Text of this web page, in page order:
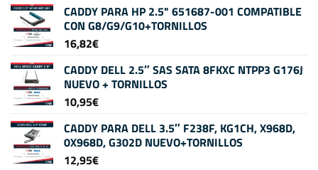
CADDY PARA HP 2.5" 651687-001 COMPATIBLE
CON G8/G9/G10+TORNILLOS
16,82€
CADDY DELL 2.5″ SAS SATA 8FKXC NTPP3 G176J
NUEVO + TORNILLOS
10,95€
CADDY PARA DELL 3.5″ F238F, KG1CH, X968D,
0X968D, G302D NUEVO+TORNILLOS
12,95€